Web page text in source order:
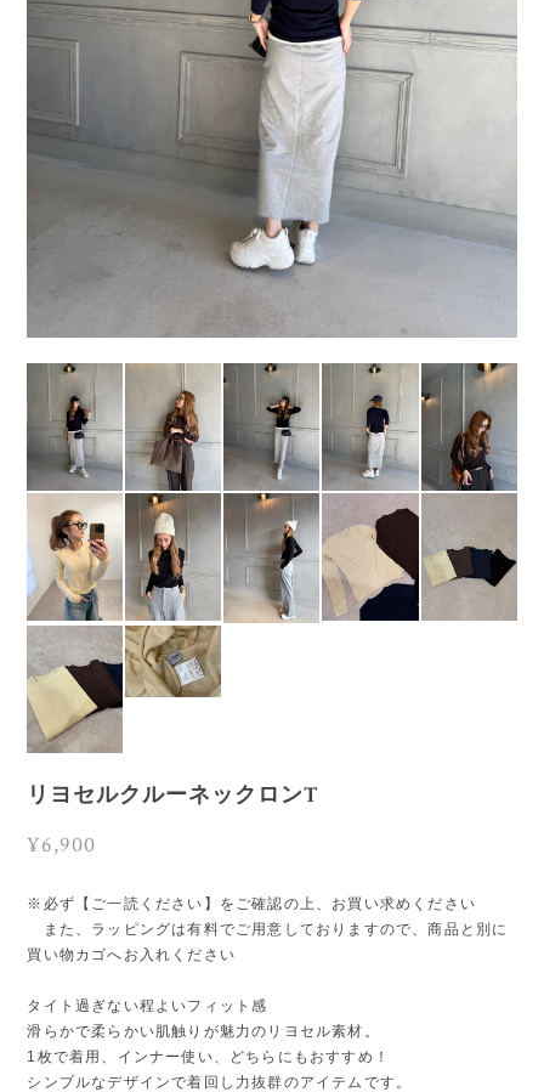
リヨセルクルーネックロンT
¥6,900
※必ず【ご一読ください】をご確認の上、お買い求めください
また、ラッピングは有料でご用意しておりますので、商品と別に
買い物カゴへお入れください
タイト過ぎない程よいフィット感
滑らかで柔らかい肌触りが魅力のリヨセル素材。
1枚で着用、インナー使い、どちらにもおすすめ！
シンプルなデザインで着回し力抜群のアイテムです。